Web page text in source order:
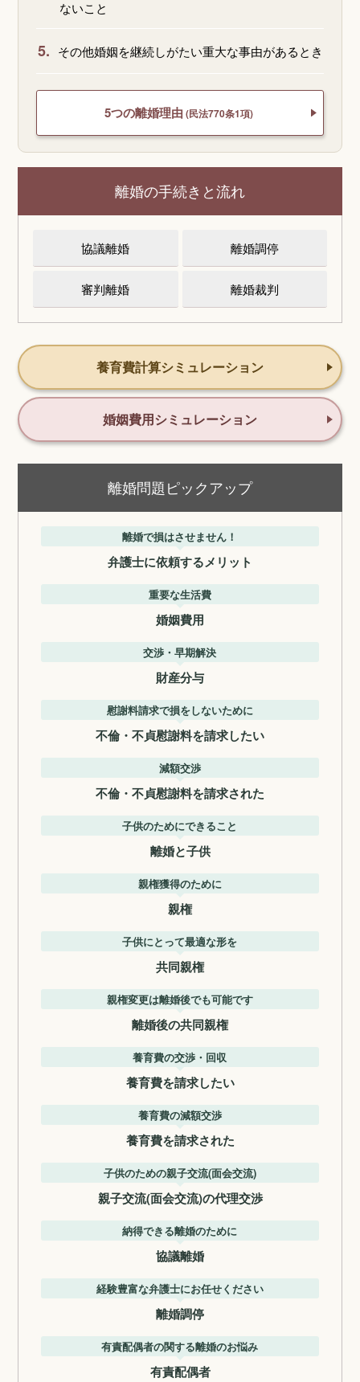
ないこと
5. その他婚姻を継続しがたい重大な事由があるとき
5つの離婚理由 (民法770条1項)
離婚の手続きと流れ
協議離婚 離婚調停
審判離婚 離婚裁判
養育費計算シミュレーション
婚姻費用シミュレーション
離婚問題ピックアップ
離婚で損はさせません！
弁護士に依頼するメリット
重要な生活費
婚姻費用
交渉・早期解決
財産分与
慰謝料請求で損をしないために
不倫・不貞慰謝料を請求したい
減額交渉
不倫・不貞慰謝料を請求された
子供のためにできること
離婚と子供
親権獲得のために
親権
子供にとって最適な形を
共同親権
親権変更は離婚後でも可能です
離婚後の共同親権
養育費の交渉・回収
養育費を請求したい
養育費の減額交渉
養育費を請求された
子供のための親子交流(面会交流)
親子交流(面会交流)の代理交渉
納得できる離婚のために
協議離婚
経験豊富な弁護士にお任せください
離婚調停
有責配偶者の関する離婚のお悩み
有責配偶者